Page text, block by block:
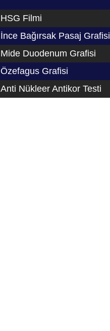
HSG Filmi
İnce Bağırsak Pasaj Grafisi
Mide Duodenum Grafisi
Özefagus Grafisi
Anti Nükleer Antikor Testi